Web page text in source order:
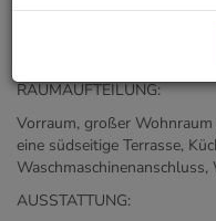
Umgebung befinden sich
täglichen Bedarfs und
Nordpol).
RAUMAUFTEILUNG:
Vorraum, großer
eine südseitige Terrasse,
AUSSTATTUNG: